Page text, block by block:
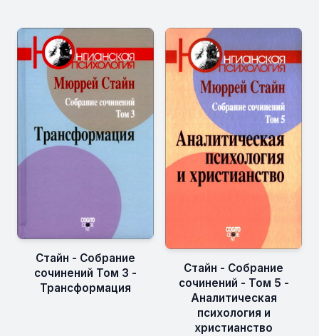
Стайн - Собрание
сочинений Том 3 -
Трансформация
Стайн - Собрание
сочинений - Том 5 -
Аналитическая
психология и
христианство